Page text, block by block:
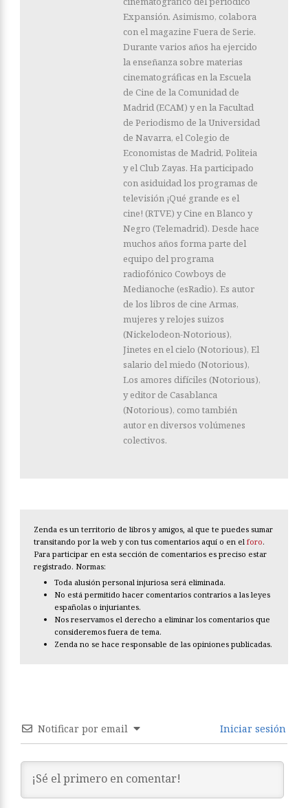
Expansión. Asimismo, colabora
con el magazine Fuera de Serie.
Durante varios años ha ejercido
la enseñanza sobre materias
cinematográficas en la Escuela
de Cine de la Comunidad de
Madrid (ECAM) y en la Facultad
de Periodismo de la Universidad
de Navarra, el Colegio de
Economistas de Madrid, Politeia
y el Club Zayas. Ha participado
con asiduidad los programas de
televisión ¡Qué grande es el
cine! (RTVE) y Cine en Blanco y
Negro (Telemadrid). Desde hace
muchos años forma parte del
equipo del programa
radiofónico Cowboys de
Medianoche (esRadio). Es autor
de los libros de cine Armas,
mujeres y relojes suizos
(Nickelodeon-Notorious),
Jinetes en el cielo (Notorious), El
salario del miedo (Notorious),
Los amores difíciles (Notorious),
y editor de Casablanca
(Notorious), como también
autor en diversos volúmenes
colectivos.
Zenda es un territorio de libros y amigos, al que te puedes sumar
transitando por la web y con tus comentarios aquí o en el foro.
Para participar en esta sección de comentarios es preciso estar
registrado. Normas:
Toda alusión personal injuriosa será eliminada.
No está permitido hacer comentarios contrarios a las leyes
españolas o injuriantes.
Nos reservamos el derecho a eliminar los comentarios que
consideremos fuera de tema.
Zenda no se hace responsable de las opiniones publicadas.
Notificar por email Iniciar sesión